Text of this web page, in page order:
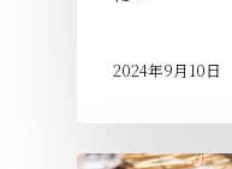
2024年9月10日